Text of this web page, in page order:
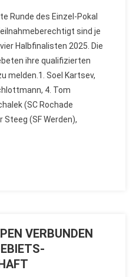
Runde des Einzel-Pokal
sind je
Halbfinalisten 2025. Die
ihre qualifizierten
melden.1. Soel Kartsev,
4. Tom
(SC Rochade
(SF Werden),
VERBUNDEN